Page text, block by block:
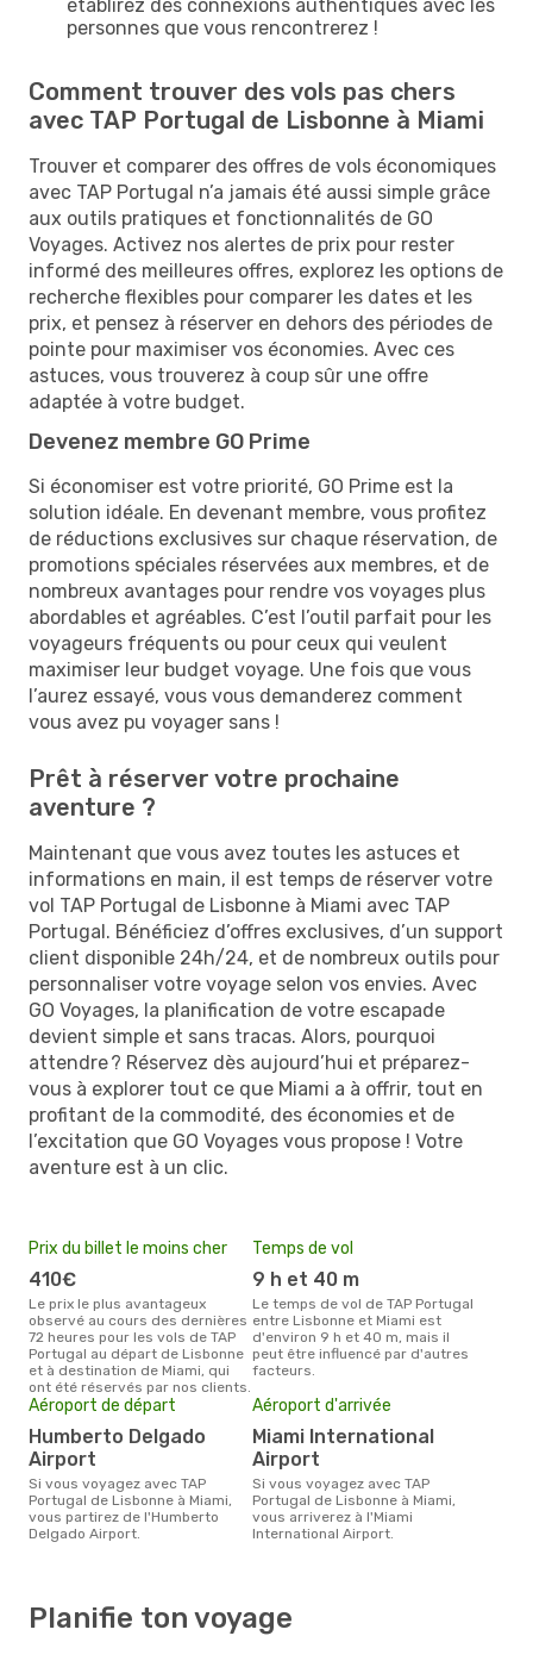
établirez des connexions authentiques avec les
personnes que vous rencontrerez !
Comment trouver des vols pas chers
avec TAP Portugal de Lisbonne à Miami
Trouver et comparer des offres de vols économiques
avec TAP Portugal n’a jamais été aussi simple grâce
aux outils pratiques et fonctionnalités de GO
Voyages. Activez nos alertes de prix pour rester
informé des meilleures offres, explorez les options de
recherche flexibles pour comparer les dates et les
prix, et pensez à réserver en dehors des périodes de
pointe pour maximiser vos économies. Avec ces
astuces, vous trouverez à coup sûr une offre
adaptée à votre budget.
Devenez membre GO Prime
Si économiser est votre priorité, GO Prime est la
solution idéale. En devenant membre, vous profitez
de réductions exclusives sur chaque réservation, de
promotions spéciales réservées aux membres, et de
nombreux avantages pour rendre vos voyages plus
abordables et agréables. C’est l’outil parfait pour les
voyageurs fréquents ou pour ceux qui veulent
maximiser leur budget voyage. Une fois que vous
l’aurez essayé, vous vous demanderez comment
vous avez pu voyager sans !
Prêt à réserver votre prochaine
aventure ?
Maintenant que vous avez toutes les astuces et
informations en main, il est temps de réserver votre
vol TAP Portugal de Lisbonne à Miami avec TAP
Portugal. Bénéficiez d’offres exclusives, d’un support
client disponible 24h/24, et de nombreux outils pour
personnaliser votre voyage selon vos envies. Avec
GO Voyages, la planification de votre escapade
devient simple et sans tracas. Alors, pourquoi
attendre ? Réservez dès aujourd’hui et préparez-
vous à explorer tout ce que Miami a à offrir, tout en
profitant de la commodité, des économies et de
l’excitation que GO Voyages vous propose ! Votre
aventure est à un clic.
Prix du billet le moins cher
410€
Le prix le plus avantageux
observé au cours des dernières
72 heures pour les vols de TAP
Portugal au départ de Lisbonne
et à destination de Miami, qui
ont été réservés par nos clients.
Temps de vol
9 h et 40 m
Le temps de vol de TAP Portugal
entre Lisbonne et Miami est
d'environ 9 h et 40 m, mais il
peut être influencé par d'autres
facteurs.
Aéroport de départ
Humberto Delgado
Airport
Si vous voyagez avec TAP
Portugal de Lisbonne à Miami,
vous partirez de l'Humberto
Delgado Airport.
Aéroport d'arrivée
Miami International
Airport
Si vous voyagez avec TAP
Portugal de Lisbonne à Miami,
vous arriverez à l'Miami
International Airport.
Planifie ton voyage